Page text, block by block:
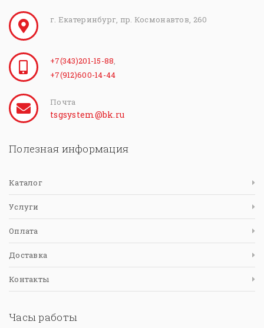
г. Екатеринбург, пр. Космонавтов, 260
+7(343)201-15-88
+7(912)600-14-44
Почта
tsgsystem@bk.ru
Полезная информация
Каталог
Услуги
Оплата
Доставка
Контакты
Часы работы